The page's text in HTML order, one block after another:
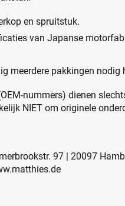
en spruitstuk.
van Japanse
meerdere pakkingen nodig
nummers) dienen
NIET om originele
97 | 20097